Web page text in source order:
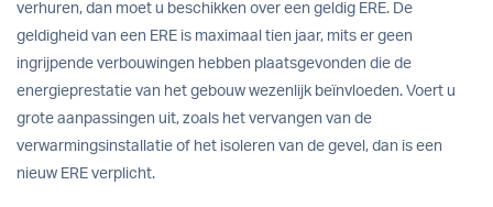
verhuren, dan moet u beschikken over een geldig ERE. De
geldigheid van een ERE is maximaal tien jaar, mits er geen
ingrijpende verbouwingen hebben plaatsgevonden die de
energieprestatie van het gebouw wezenlijk beïnvloeden. Voert u
grote aanpassingen uit, zoals het vervangen van de
verwarmingsinstallatie of het isoleren van de gevel, dan is een
nieuw ERE verplicht.